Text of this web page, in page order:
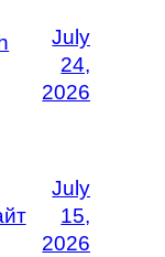
July
24,
2026
July
15,
2026